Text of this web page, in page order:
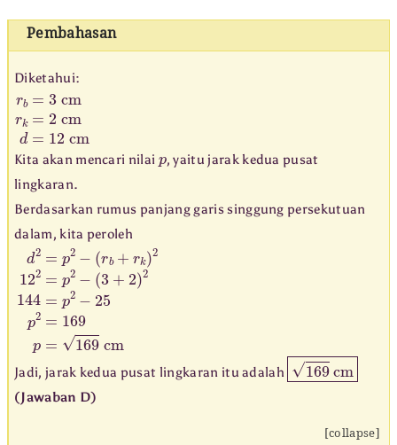
Pembahasan
Diketahui:
r b cmrk
Kita akan mencari nilai
, yaitu jarak kedua pusat
lingkaran.
Berdasarkan rumus panjang garis singgung persekutuan
dalam, kita peroleh
d 2 = −
(r b+ k) 2 2= p −(
Jadi, jarak kedua pusat lingkaran itu adalah 169cm
(Jawaban D)
[collapse]